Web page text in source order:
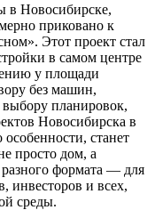
в Новосибирске,
приковано к
Этот проект стал
в самом центре
у площади
без машин,
планировок,
Новосибирска в
особенности, станет
просто дом, а
формата — для
инвесторов и всех,
среды.